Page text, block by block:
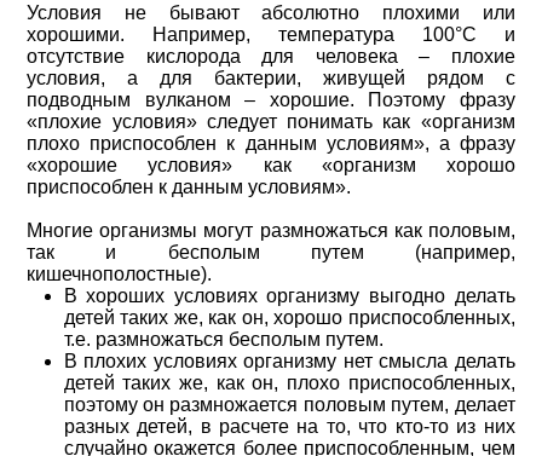
Условия не бывают абсолютно плохими или
хорошими. Например, температура 100°C и
отсутствие кислорода для человека – плохие
условия, а для бактерии, живущей рядом с
подводным вулканом – хорошие. Поэтому фразу
«плохие условия» следует понимать как «организм
плохо приспособлен к данным условиям», а фразу
«хорошие условия» как «организм хорошо
приспособлен к данным условиям».
Многие организмы могут размножаться как половым,
так и бесполым путем (например,
кишечнополостные).
В хороших условиях организму выгодно делать
детей таких же, как он, хорошо приспособленных,
т.е. размножаться бесполым путем.
В плохих условиях организму нет смысла делать
детей таких же, как он, плохо приспособленных,
поэтому он размножается половым путем, делает
разных детей, в расчете на то, что кто-то из них
случайно окажется более приспособленным, чем